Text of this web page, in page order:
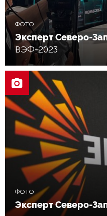
ФОТО
Эксперт Северо-
ВЭФ-2023
ФОТО
Эксперт Северо-